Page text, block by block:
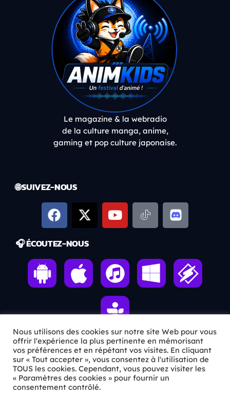
Le magazine & la webradio
de la culture manga, anime,
gaming et pop culture japonaise.
🌐 SUIVEZ-NOUS
🎧 ÉCOUTEZ-NOUS
ℹ️ INFOS PRATIQUES
✉️Contact
Nous utilisons des cookies sur notre site Web pour vous
offrir l'expérience la plus pertinente en mémorisant
vos préférences et en répétant vos visites. En cliquant
sur « Tout accepter », vous consentez à l'utilisation de
TOUS les cookies. Cependant, vous pouvez visiter les
« Paramètres des cookies » pour fournir un
consentement contrôlé.